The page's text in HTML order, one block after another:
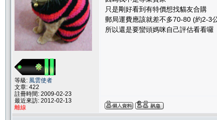
等級: 風雲使者
文章: 422
註冊時間: 2009-02-23
最近來訪: 2012-02-13
離線
只是剛好看到有特價想找貓友合購
郵局運費應該就差不多70-80 (約2-3
所以還是要蠻頭媽咪自己評估看看囉